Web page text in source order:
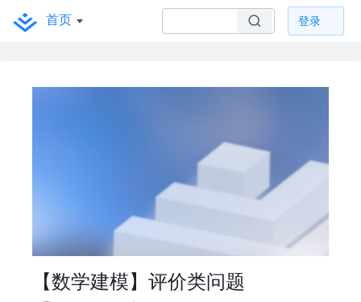
首页 登录
【数学建模】评价类问题